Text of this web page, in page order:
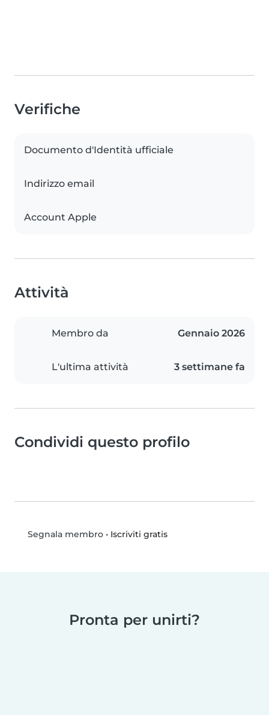
Verifiche
Documento d'Identità ufficiale
Indirizzo email
Account Apple
Attività
Membro da Gennaio 2026
L'ultima attività 3 settimane fa
Condividi questo profilo
Segnala membro• Iscriviti gratis
Pronta per unirti?